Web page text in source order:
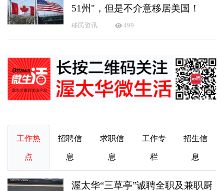
51州"，但是不介意移居美国！
移民资讯 499
工作热
点
招聘信
息
求职信
息
工作专
栏
招生信
息
渥太华“三草亭”诚聘全职及兼职厨